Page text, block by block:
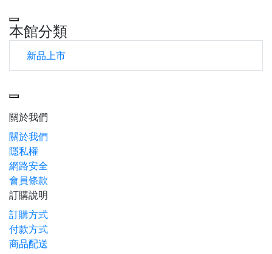
本館分類
新品上市
關於我們
關於我們
隱私權
網路安全
會員條款
訂購說明
訂購方式
付款方式
商品配送